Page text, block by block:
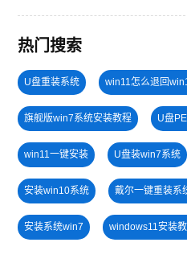
热门搜索
U盘重装系统 win11怎么退回
旗舰版win7系统安装教程 U盘
win11一键安装 U盘装win7系统
安装win10系统 戴尔一键重装系
安装系统win7 windows11安装